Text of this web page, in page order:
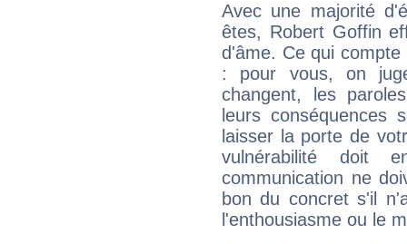
Avec une majorité
êtes, Robert Goffin
d'âme. Ce qui
: pour vous, on
changent, les
leurs conséquences
laisser la porte de
vulnérabilité doit
communication ne
bon du concret s'il
l'enthousiasme ou le